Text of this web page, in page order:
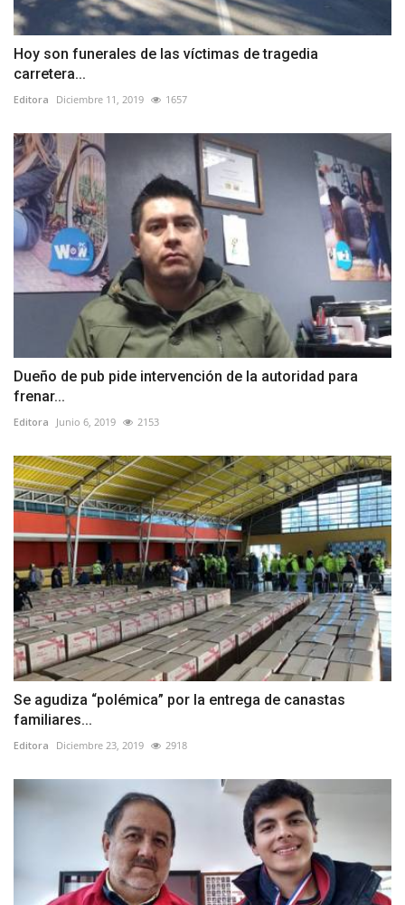
Hoy son funerales de las víctimas de tragedia
carretera...
Editora Diciembre 11, 2019 1657
Dueño de pub pide intervención de la autoridad para
frenar...
Editora Junio 6, 2019 2153
Se agudiza “polémica” por la entrega de canastas
familiares...
Editora Diciembre 23, 2019 2918